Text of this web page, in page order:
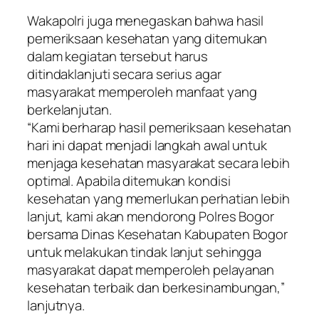
Wakapolri juga menegaskan bahwa hasil
pemeriksaan kesehatan yang ditemukan
dalam kegiatan tersebut harus
ditindaklanjuti secara serius agar
masyarakat memperoleh manfaat yang
berkelanjutan.
“Kami berharap hasil pemeriksaan kesehatan
hari ini dapat menjadi langkah awal untuk
menjaga kesehatan masyarakat secara lebih
optimal. Apabila ditemukan kondisi
kesehatan yang memerlukan perhatian lebih
lanjut, kami akan mendorong Polres Bogor
bersama Dinas Kesehatan Kabupaten Bogor
untuk melakukan tindak lanjut sehingga
masyarakat dapat memperoleh pelayanan
kesehatan terbaik dan berkesinambungan,”
lanjutnya.